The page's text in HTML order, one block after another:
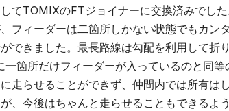
てTOMIXのFTジョイナーに交換済みでし
、フィーダーは二箇所しかない状態でもカ
できました。最長路線は勾配を利用して折
一箇所だけフィーダーが入っているのと同
走らせることができず、仲間内では所有は
、今後はちゃんと走らせることもできるよ